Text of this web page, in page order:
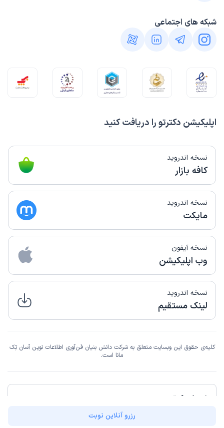
رزرو آنلاین نوبت
اپلیکیشن دکترتو را دریافت کنید
نسخه اندروید
کافه بازار
نسخه اندروید
مایکت
نسخه آیفون
وب اپلیکیشن
نسخه اندروید
لینک مستقیم
شبکه های اجتماعی
کلیه‌ی حقوق این وبسایت متعلق به شرکت دانش بنیان فن‌آوری اطلاعات نوین آسان تِک
مانا است.
شهرهای دکترتو